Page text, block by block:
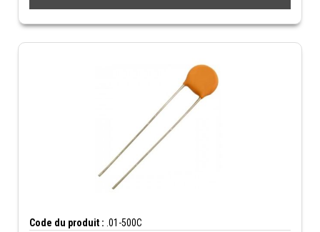
Code du produit : .01-500C